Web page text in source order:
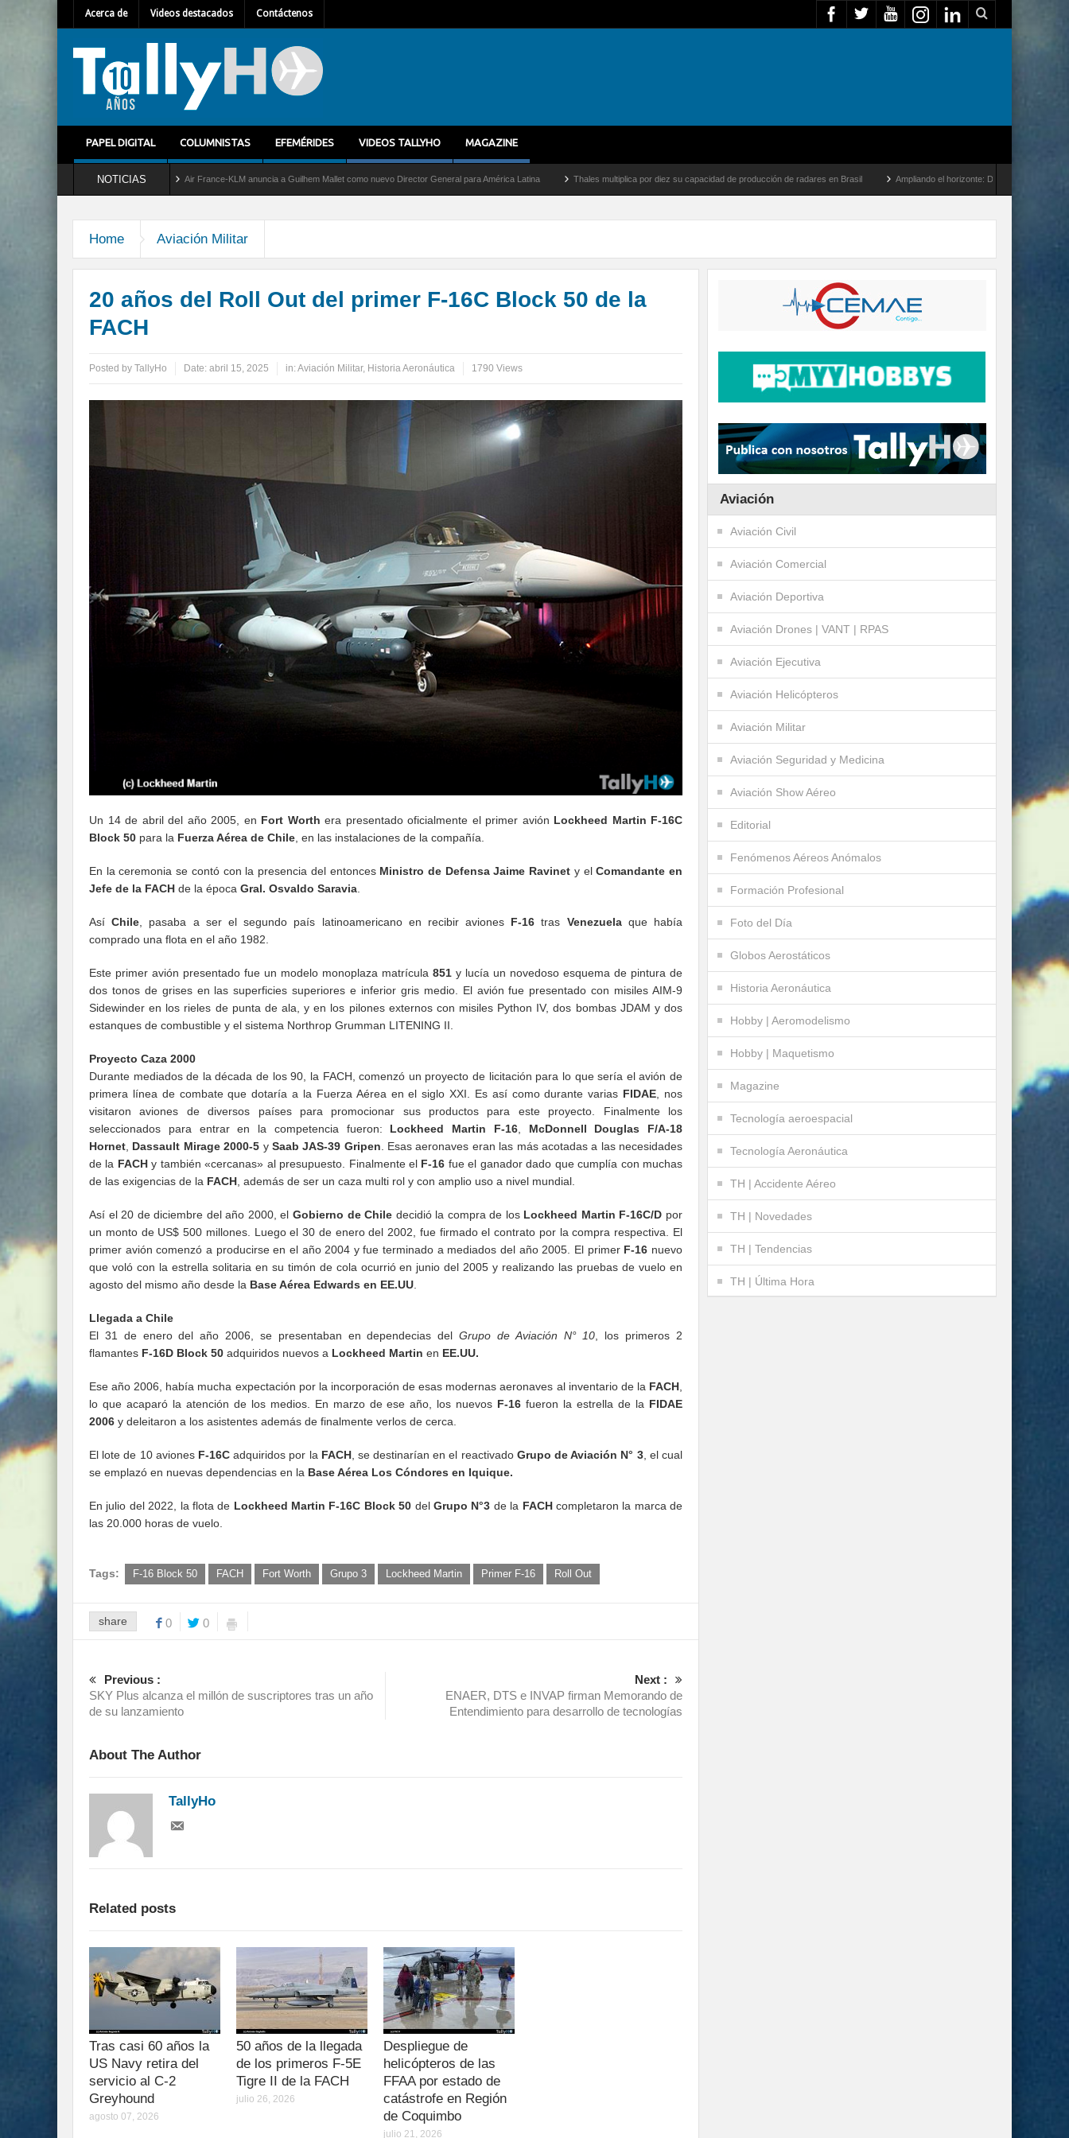
Acerca de Videos destacados Contáctenos
PAPEL DIGITAL COLUMNISTAS EFEMÉRIDES VIDEOS TALLYHO MAGAZINE
NOTICIAS
Air France-KLM anuncia a Guilhem Mallet como nuevo Director General para América Latina Thales multiplica por diez su capacidad de producción de radares en Brasil Ampliando el horizonte: Dentro del vuelo de desarrollo más
Home Aviación Militar
20 años del Roll Out del primer F-16C Block 50 de la
FACH
Posted by TallyHo Date: abril 15, 2025 in:Aviación Militar, Historia Aeronáutica 1790 Views
Un 14 de abril del año 2005, en Fort Worth era presentado oficialmente el primer avión Lockheed Martin F-16C
Block 50 para la Fuerza Aérea de Chile, en las instalaciones de la compañía.
En la ceremonia se contó con la presencia del entonces Ministro de Defensa Jaime Ravinet y elComandante en
Jefe de la FACH de la época Gral. Osvaldo Saravia.
AsíChile, pasaba a ser el segundo país latinoamericano en recibir aviones F-16 tras Venezuelaque había
comprado una flota en el año 1982.
Este primer avión presentado fue un modelo monoplaza matrícula 851 y lucía un novedoso esquema de pintura de
dos tonos de grises en las superficies superiores e inferior gris medio. El avión fue presentado con misiles AIM-9
Sidewinder en los rieles de punta de ala, y en los pilones externos con misiles Python IV, dos bombas JDAM y dos
estanques de combustible y el sistema Northrop Grumman LITENING II.
Proyecto Caza 2000
Durante mediados de la década de los 90, la FACH, comenzó un proyecto de licitación para lo que sería el avión de
primera línea de combate que dotaría a la Fuerza Aérea en el siglo XXI. Es así como durante varias FIDAE, nos
visitaron aviones de diversos países para promocionar sus productos para este proyecto. Finalmente los
seleccionados para entrar en la competencia fueron: Lockheed Martin F-16, McDonnell Douglas F/A-18
Hornet, Dassault Mirage 2000-5 y Saab JAS-39 Gripen. Esas aeronaves eran las más acotadas a las necesidades
de la FACHy también «cercanas» al presupuesto. Finalmente el F-16 fue el ganador dado que cumplía con muchas
de las exigencias de la FACH, además de ser un caza multi rol y con amplio uso a nivel mundial.
Así el 20 de diciembre del año 2000, el Gobierno de Chile decidió la compra de los Lockheed Martin F-16C/D por
un monto de US$ 500 millones. Luego el 30 de enero del 2002, fue firmado el contrato por la compra respectiva. El
primer avión comenzó a producirse en el año 2004 y fue terminado a mediados del año 2005. El primer F-16 nuevo
que voló con la estrella solitaria en su timón de cola ocurrió en junio del 2005 y realizando las pruebas de vuelo en
agosto del mismo año desde la Base Aérea Edwards en EE.UU.
Llegada a Chile
El 31 de enero del año 2006, se presentaban en dependecias delGrupo de Aviación N° 10, los primeros 2
flamantes F-16D Block 50 adquiridos nuevos a Lockheed Martin en EE.UU.
Ese año 2006, había mucha expectación por la incorporación de esas modernas aeronaves al inventario de la FACH,
lo que acaparó la atención de los medios. En marzo de ese año, los nuevos F-16 fueron la estrella de la FIDAE
2006 y deleitaron a los asistentes además de finalmente verlos de cerca.
El lote de 10 aviones F-16Cadquiridos por la FACH, se destinarían en el reactivadoGrupo de Aviación N° 3, el cual
se emplazó en nuevas dependencias en la Base Aérea Los Cóndores en Iquique.
En julio del 2022, la flota de Lockheed Martin F-16C Block 50 del Grupo N°3 de la FACHcompletaron la marca de
las 20.000 horas de vuelo.
Tags: F-16 Block 50 FACH Fort Worth Grupo 3 Lockheed Martin Primer F-16 Roll Out
share 0 0
Previous :
SKY Plus alcanza el millón de suscriptores tras un año
de su lanzamiento
Next :
ENAER, DTS e INVAP firman Memorando de
Entendimiento para desarrollo de tecnologías
About The Author
TallyHo
Related posts
Tras casi 60 años la
US Navy retira del
servicio al C-2
Greyhound
agosto 07, 2026
50 años de la llegada
de los primeros F-5E
Tigre II de la FACH
julio 26, 2026
Despliegue de
helicópteros de las
FFAA por estado de
catástrofe en Región
de Coquimbo
julio 21, 2026
Aviación
Aviación Civil
Aviación Comercial
Aviación Deportiva
Aviación Drones | VANT | RPAS
Aviación Ejecutiva
Aviación Helicópteros
Aviación Militar
Aviación Seguridad y Medicina
Aviación Show Aéreo
Editorial
Fenómenos Aéreos Anómalos
Formación Profesional
Foto del Día
Globos Aerostáticos
Historia Aeronáutica
Hobby | Aeromodelismo
Hobby | Maquetismo
Magazine
Tecnología aeroespacial
Tecnología Aeronáutica
TH | Accidente Aéreo
TH | Novedades
TH | Tendencias
TH | Última Hora